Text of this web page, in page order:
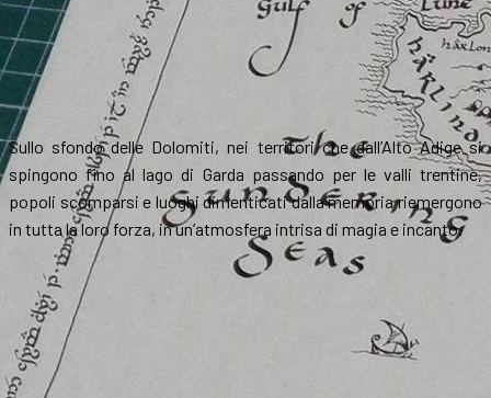
Sullo sfondo delle Dolomiti, nei territori che dall’Alto Adige si
spingono fino al lago di Garda passando per le valli trentine,
popoli scomparsi e luoghi dimenticati dalla memoria riemergono
in tutta la loro forza, in un’atmosfera intrisa di magia e incanto.